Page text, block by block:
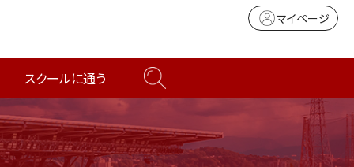
マイページ
スクールに通う